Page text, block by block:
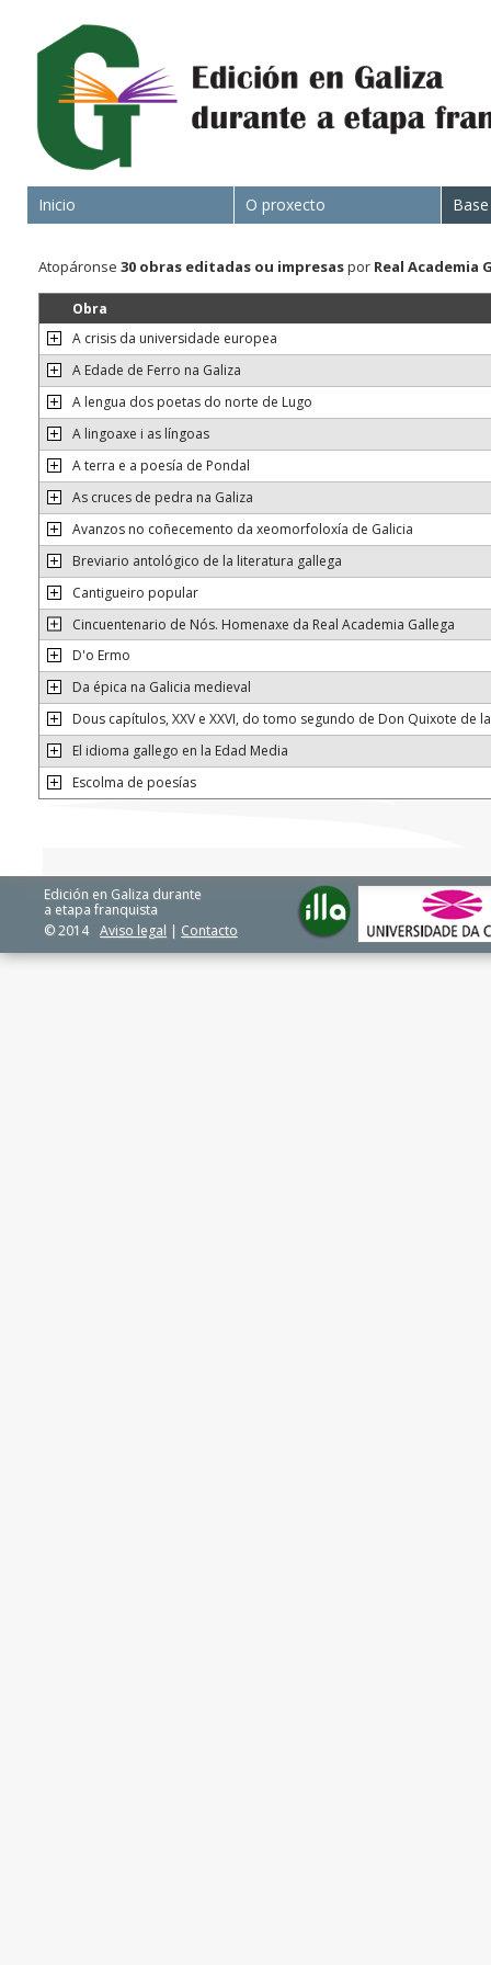
Inicio O proxecto
Atopáronse 30 obras editadas ou impresaspor Real Academia
Obra
A crisis da universidade europea
A Edade de Ferro na Galiza
A lengua dos poetas do norte de Lugo
A lingoaxe i as língoas
A terra e a poesía de Pondal
As cruces de pedra na Galiza
Avanzos no coñecemento da xeomorfoloxía de Galicia
Breviario antológico de la literatura gallega
Cantigueiro popular
Cincuentenario de Nós. Homenaxe da Real Academia Gallega
D'o Ermo
Da épica na Galicia medieval
Dous capítulos, XXV e XXVI, do tomo segundo de Don Quixote de
El idioma gallego en la Edad Media
Escolma de poesías
Edición en Galiza durante
a etapa franquista
© 2014 Aviso legal | Contacto